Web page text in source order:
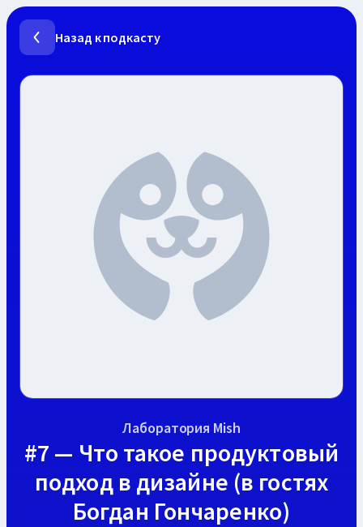
Назад к подкасту
Лаборатория Mish
#7 — Что такое продуктовый
подход в дизайне (в гостях
Богдан Гончаренко)